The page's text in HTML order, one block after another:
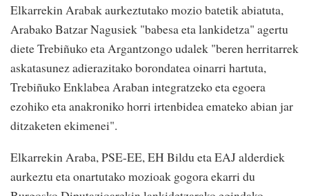
Elkarrekin Arabak aurkeztutako mozio batetik abiatuta,
Arabako Batzar Nagusiek "babesa eta lankidetza" agertu
diete Trebiñuko eta Argantzongo udalek "beren herritarrek
askatasunez adierazitako borondatea oinarri hartuta,
Trebiñuko Enklabea Araban integratzeko eta egoera
ezohiko eta anakroniko horri irtenbidea emateko abian jar
ditzaketen ekimenei".
Elkarrekin Araba, PSE-EE, EH Bildu eta EAJ alderdiek
aurkeztu eta onartutako mozioak gogora ekarri du